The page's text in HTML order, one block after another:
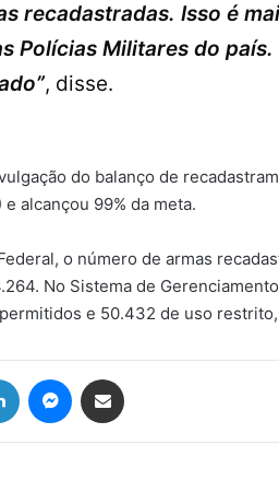
recadastradas. Isso é
Polícias Militares do
, disse.
do balanço de
alcançou 99% da meta.
o número de armas
No Sistema de
e 50.432 de uso
Linkedin Messenger